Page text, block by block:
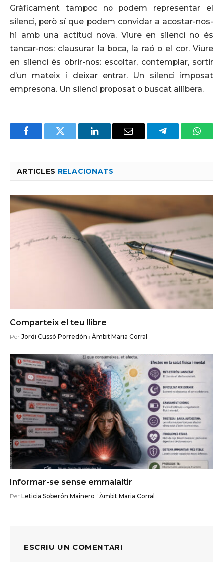
Gràficament tampoc no podem representar el
silenci, però sí que podem convidar a acostar-nos-
hi amb una actitud nova. Viure en silenci no és
tancar-nos: clausurar la boca, la raó o el cor. Viure
en silenci és obrir-nos: escoltar, contemplar, sortir
d’un mateix i deixar entrar. Un silenci imposat
empresona. Un silenci proposat o buscat allibera.
FacebookTwitter LinkedInEmail Telegram
ARTICLES RELACIONATS
Comparteix el teu llibre
Per Jordi Cussó Porredón i Àmbit Maria Corral
Informar-se sense emmalaltir
Per Leticia Soberón Mainero i Àmbit Maria Corral
ESCRIU UN COMENTARI